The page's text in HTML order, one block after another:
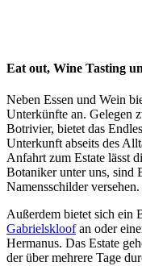
Eat out, Wine Tasting
Neben Essen und Wein
Unterkünfte an. Gelegen
Botrivier, bietet das
Unterkunft abseits des
Anfahrt zum Estate lässt
Botaniker unter uns, sind
Namensschilder versehen.
Außerdem bietet sich ein
Gabrielskloofan oder
Hermanus. Das Estate
der über mehrere Tage